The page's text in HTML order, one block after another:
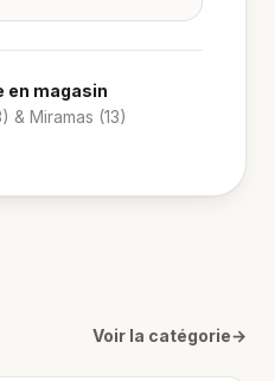
en magasin
& Miramas (13)
Voir la catégorie→